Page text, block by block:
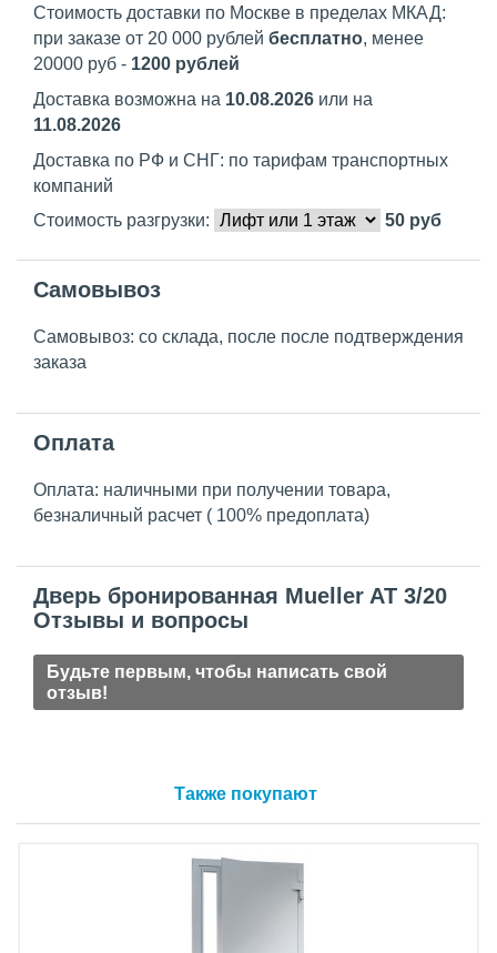
Стоимость доставки по Москве в пределах МКАД:
при заказе от 20 000 рублей бесплатно, менее
20000 руб - 1200 рублей
Доставка возможна на 10.08.2026 или на
11.08.2026
Доставка по РФ и СНГ: по тарифам транспортных
компаний
Стоимость разгрузки:
50 руб
Самовывоз
Самовывоз: со склада, после после подтверждения
заказа
Оплата
Оплата: наличными при получении товара,
безналичный расчет ( 100% предоплата)
Дверь бронированная Mueller AT 3/20
Отзывы и вопросы
Будьте первым, чтобы написать свой
отзыв!
Также покупают